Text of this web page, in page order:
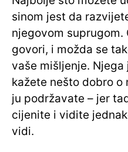
sinom jest da
njegovom suprugom.
govori, i možda se
vaše mišljenje. Njega
kažete nešto dobro o
ju podržavate – jer
cijenite i vidite
vidi.